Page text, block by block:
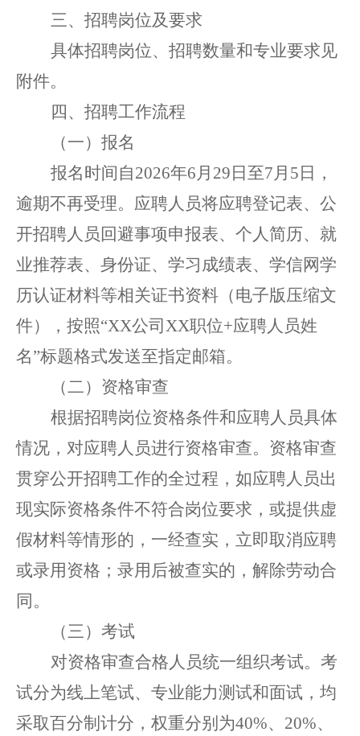
三、招聘岗位及要求
具体招聘岗位、招聘数量和专业要求见
附件。
四、 招聘工作流程
（一）报名
报名时间 自2026年6月 29 日 至7月 5 日，
逾期不再受理。应聘人员将应聘登记表、公
开招聘人员回避事项申报表、 个人简历、就
业推荐表、身份证、学习成绩表、 学信网学
历认证材料等相关证书资料 （电子版压缩文
件） ， 按照“XX公司 XX职位+应聘人员姓
名”标题格式发送至指定邮箱。
（二）资格审查
根据招聘岗位资格条件和应聘人员具体
情况，对应聘人员进行资格审查。资格审查
贯穿公开招聘工作的全过程 ， 如应聘人员出
现实际资格条件不符合岗位要求，或提供虚
假材料等情形的，一经查实， 立即取消应聘
或录用资格 ； 录用后被查实的，解除劳动合
同。
（三）考试
对资格审查合格人员统一组织考试。考
试分为线上笔试、专业能力测试和面试，均
采取百分制计分，权重分别为40%、20%、